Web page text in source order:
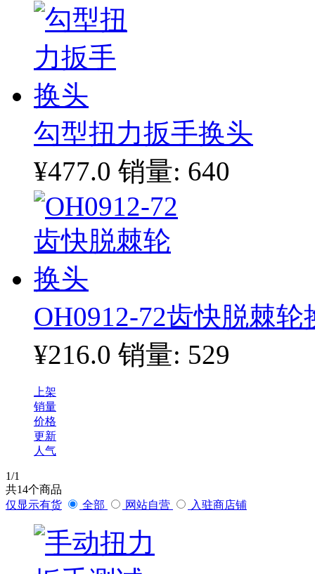
勾型扭力扳手换头
¥477.0 销量: 640
OH0912-72齿快脱棘轮
¥216.0 销量: 529
上架
销量
价格
更新
人气
1/1
共14个商品
仅显示有货
全部 网站自营 入驻商店铺